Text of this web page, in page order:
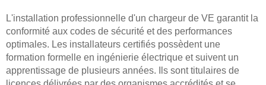
L'installation professionnelle d'un chargeur de VE garantit la
conformité aux codes de sécurité et des performances
optimales. Les installateurs certifiés possèdent une
formation formelle en ingénierie électrique et suivent un
apprentissage de plusieurs années. Ils sont titulaires de